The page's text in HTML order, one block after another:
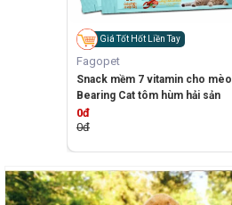
Giá Tốt Hốt Liền Tay
Fagopet
Snack mềm 7 vitamin cho mèo
Bearing Cat tôm hùm hải sản
0đ
0đ